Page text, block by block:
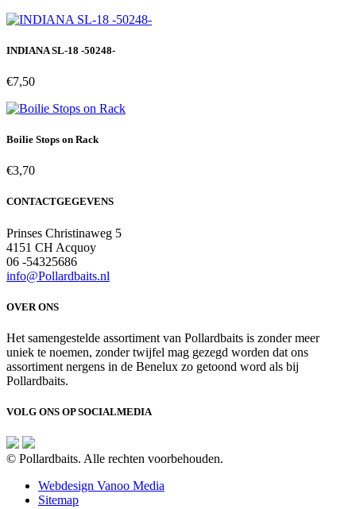
INDIANA SL-18 -50248-
€7,50
Boilie Stops on Rack
€3,70
CONTACTGEGEVENS
Prinses Christinaweg 5
4151 CH Acquoy
06 -54325686
info@Pollardbaits.nl
OVER ONS
Het samengestelde assortiment van Pollardbaits is zonder meer
uniek te noemen, zonder twijfel mag gezegd worden dat ons
assortiment nergens in de Benelux zo getoond word als bij
Pollardbaits.
VOLG ONS OP SOCIALMEDIA
© Pollardbaits. Alle rechten voorbehouden.
Webdesign Vanoo Media
Sitemap